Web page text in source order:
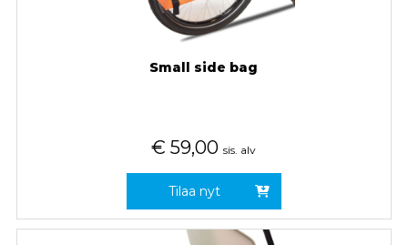
Small side bag
€ 59,00 sis. alv
Tilaa nyt